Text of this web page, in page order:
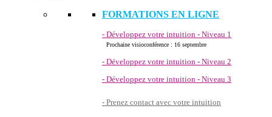
FORMATIONS EN LIGNE
- Développez votre intuition - Niveau 1
Prochaine visioconférence : 16 septembre
- Développez votre intuition - Niveau 2
- Développez votre intuition - Niveau 3
- Prenez contact avec votre intuition